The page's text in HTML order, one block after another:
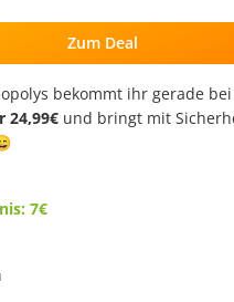
Zum Deal
bekommt ihr gerade
24,99€ und bringt mit
7€